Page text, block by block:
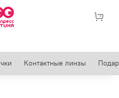
Контактные линзы